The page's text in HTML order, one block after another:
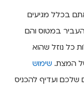
בכלל מגיעים
במטוס והם
כל נוזל שהוא
המצת. שימוש
ועדיף להכניס